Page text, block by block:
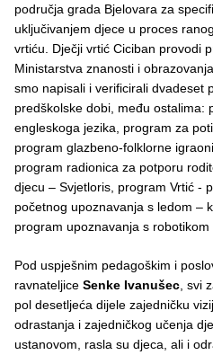
područja grada Bjelovara za
uključivanjem djece u proces
vrtiću. Dječji vrtić Ciciban provodi
Ministarstva znanosti i
smo napisali i verificirali dvadeset
predškolske dobi, među ostalima:
engleskoga jezika, program za
program glazbeno-folklorne
program radionica za potporu
djecu – Svjetloris, program Vrtić -
početnog upoznavanja s ledom –
program upoznavanja s robotikom
Pod uspješnim pedagoškim i
ravnateljice Senke Ivanušec , svi
pol desetljeća dijele zajedničku
odrastanja i zajedničkog učenja
ustanovom, rasla su djeca, ali i